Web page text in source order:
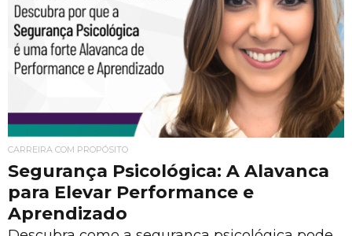
CARREIRA COM PROPÓSITO
Segurança Psicológica: A Alavanca
para Elevar Performance e
Aprendizado